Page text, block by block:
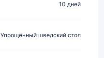
10 дней
Упрощённый шведский стол